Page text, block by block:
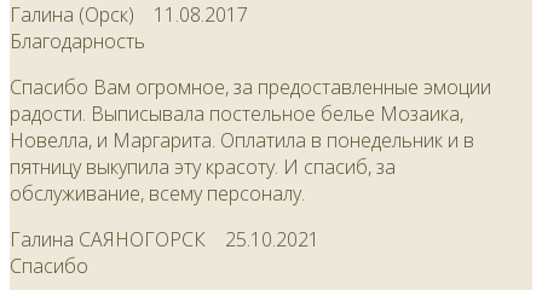
Галина (Орск) 11.08.2017
Благодарность
Спасибо Вам огромное, за предоставленные эмоции
радости. Выписывала постельное белье Мозаика,
Новелла, и Маргарита. Оплатила в понедельник и в
пятницу выкупила эту красоту. И спасиб, за
обслуживание, всему персоналу.
Галина САЯНОГОРСК 25.10.2021
Спасибо